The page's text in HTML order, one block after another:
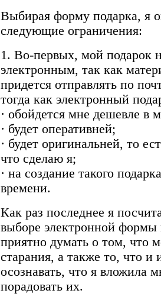
Выбирая форму подарка, я
следующие ограничения:
1. Во-первых, мой подарок
электронным, так как
придется отправлять по
тогда как электронный
· обойдется мне дешевле в
· будет оперативней;
· будет оригинальней, то
что сделаю я;
· на создание такого
времени.
Как раз последнее я
выборе электронной формы
приятно думать о том, что
старания, а также то, что и
осознавать, что я вложила
порадовать их.